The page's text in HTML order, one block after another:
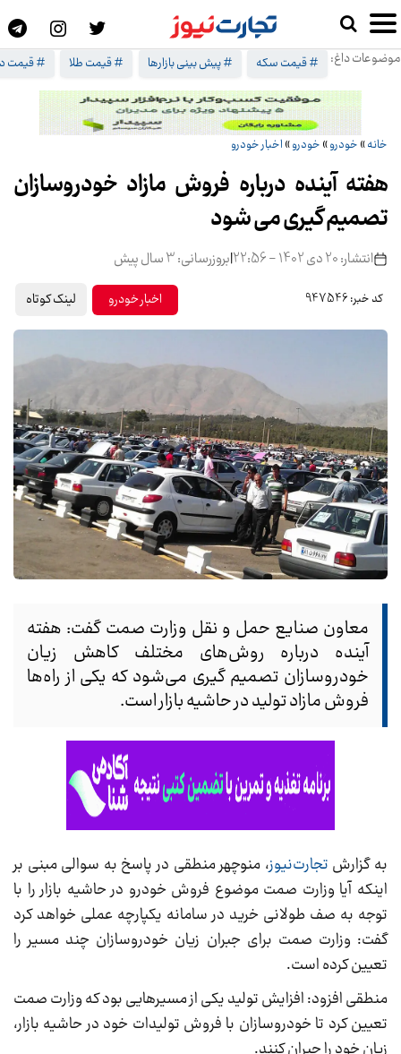
موضوعات داغ: # قیمت سکه # پیش بینی بازارها # قیمت طلا # قیمت
خانه» خودرو» خودرو» اخبار خودرو
هفته آینده درباره فروش مازاد خودروسازان
تصمیم گیری می شود
انتشار: 20 دی 1402 - 22:56 |بروزرسانی: 3 سال پیش
کد خبر: 947546 اخبار خودرو لینک کوتاه
معاون صنایع حمل و نقل وزارت صمت گفت: هفته
آینده درباره روش‌های مختلف کاهش زیان
خودروسازان تصمیم گیری می‌شود که یکی از راه‌ها
فروش مازاد تولید در حاشیه بازار است.
به گزارش تجارت‌نیوز، منوچهر منطقی در پاسخ به سوالی مبنی بر
اینکه آیا وزارت صمت موضوع فروش خودرو در حاشیه بازار را با
توجه به صف طولانی خرید در سامانه یکپارچه عملی خواهد کرد
گفت: وزارت صمت برای جبران زیان خودروسازان چند مسیر را
تعیین کرده است.
منطقی افزود: افزایش تولید یکی از مسیر‌هایی بود که وزارت صمت
تعیین کرد تا خودروسازان با فروش تولیدات خود در حاشیه بازار،
زیان خود را جبران کنند.